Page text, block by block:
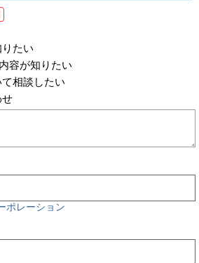
たい
容が知りたい
相談したい
せ
ポレーション